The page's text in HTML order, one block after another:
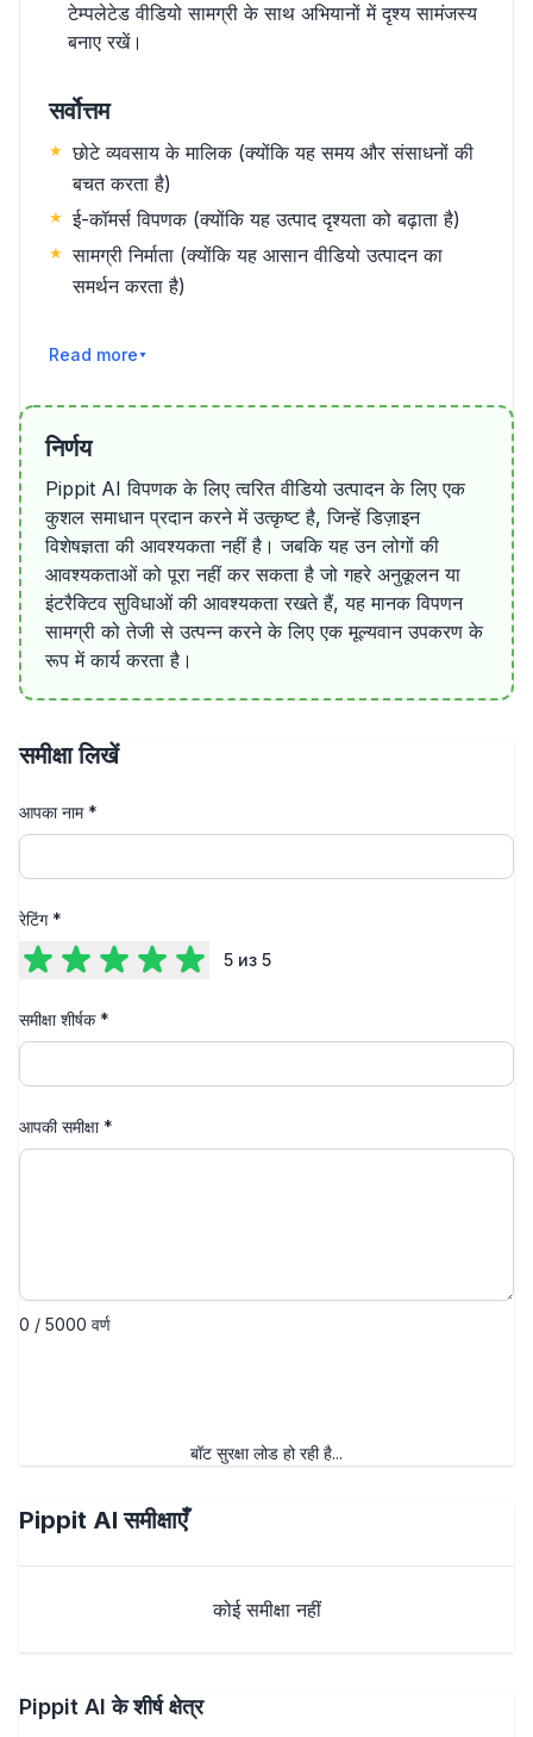
टेम्पलेटेड वीडियो सामग्री के साथ अभियानों में दृश्य सामंजस्य
बनाए रखें।
सर्वोत्तम
छोटे व्यवसाय के मालिक (क्योंकि यह समय और संसाधनों की
बचत करता है)
ई-कॉमर्स विपणक (क्योंकि यह उत्पाद दृश्यता को बढ़ाता है)
सामग्री निर्माता (क्योंकि यह आसान वीडियो उत्पादन का
समर्थन करता है)
और पढ़ें
निर्णय
Pippit AI विपणक के लिए त्वरित वीडियो उत्पादन के लिए एक
कुशल समाधान प्रदान करने में उत्कृष्ट है, जिन्हें डिज़ाइन
विशेषज्ञता की आवश्यकता नहीं है। जबकि यह उन लोगों की
आवश्यकताओं को पूरा नहीं कर सकता है जो गहरे अनुकूलन या
इंटरैक्टिव सुविधाओं की आवश्यकता रखते हैं, यह मानक विपणन
सामग्री को तेजी से उत्पन्न करने के लिए एक मूल्यवान उपकरण के
रूप में कार्य करता है।
समीक्षा लिखें
आपका नाम *
रेटिंग *
5 из 5
समीक्षा शीर्षक *
आपकी समीक्षा *
0 / 5000 वर्ण
बॉट सुरक्षा लोड हो रही है...
Pippit AI समीक्षाएँ
कोई समीक्षा नहीं
Pippit AI के शीर्ष क्षेत्र